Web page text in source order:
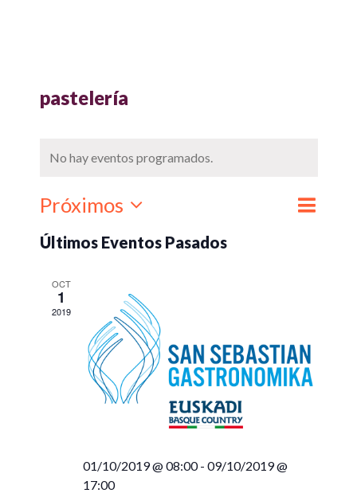
pastelería
No hay eventos programados.
Buscar
de
Lista
Próximos
Selecciona
la
Últimos Eventos Pasados
OCT
1
2019
01/10/2019 @ 08:00- 09/10/2019 @
17:00